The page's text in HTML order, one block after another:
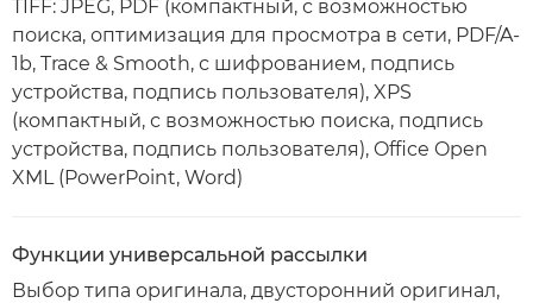
TIFF: JPEG, PDF (компактный, с возможностью
поиска, оптимизация для просмотра в сети, PDF/A-
1b, Trace & Smooth, с шифрованием, подпись
устройства, подпись пользователя), XPS
(компактный, с возможностью поиска, подпись
устройства, подпись пользователя), Office Open
XML (PowerPoint, Word)
Функции универсальной рассылки
Выбор типа оригинала, двусторонний оригинал,